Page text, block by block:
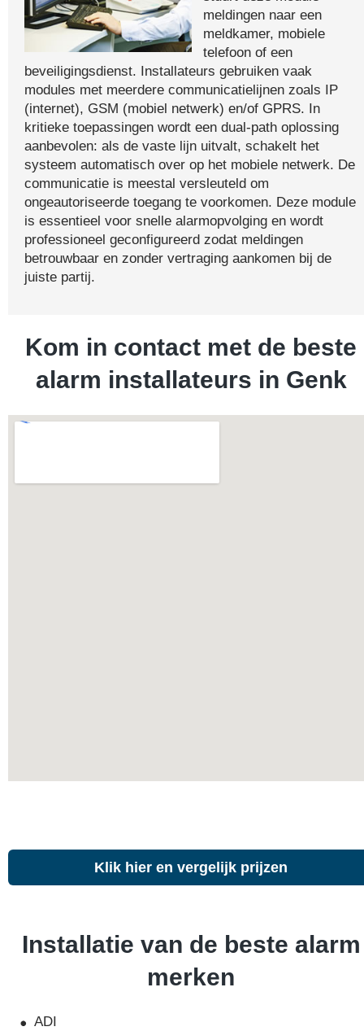
meldingen naar een
meldkamer, mobiele
telefoon of een
beveiligingsdienst. Installateurs gebruiken vaak
modules met meerdere communicatielijnen zoals IP
(internet), GSM (mobiel netwerk) en/of GPRS. In
kritieke toepassingen wordt een dual-path oplossing
aanbevolen: als de vaste lijn uitvalt, schakelt het
systeem automatisch over op het mobiele netwerk. De
communicatie is meestal versleuteld om
ongeautoriseerde toegang te voorkomen. Deze module
is essentieel voor snelle alarmopvolging en wordt
professioneel geconfigureerd zodat meldingen
betrouwbaar en zonder vertraging aankomen bij de
juiste partij.
Kom in contact met de beste
alarm installateurs in Genk
Klik hier en vergelijk prijzen
Installatie van de beste alarm
merken
ADI